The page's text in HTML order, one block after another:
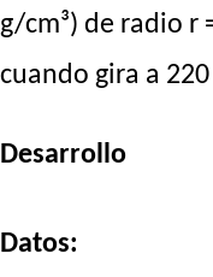
g/cm³) de radio r
cuando gira a 220
Desarrollo
Datos: